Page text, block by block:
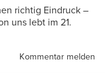
richtig Eindruck –
uns lebt im 21.
Kommentar melden